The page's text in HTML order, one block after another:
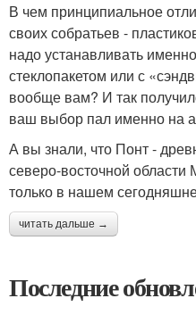
В чем принципиальное
своих собратьев -
надо устанавливать
стеклопакетом или с
вообще вам? И так
ваш выбор пал именно на
А вы знали, что Понт -
северо-восточной
только в нашем
читать дальше →
Последние